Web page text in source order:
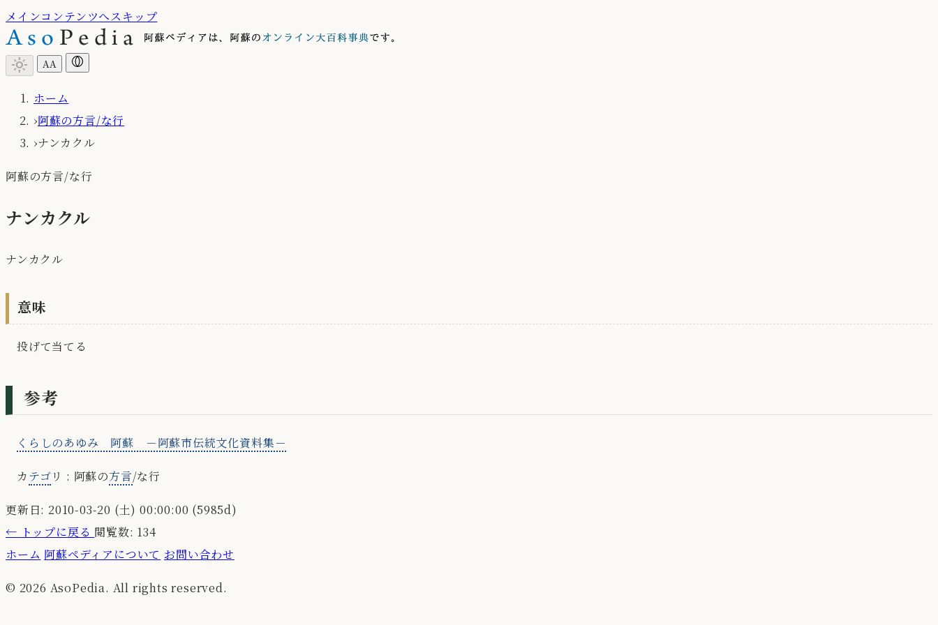
メインコンテンツへスキップ
light_mode AA
ホーム
›阿蘇の方言/な行
›ナンカクル
阿蘇の方言/な行
ナンカクル
ナンカクル
意味
投げて当てる
参考
くらしのあゆみ 阿蘇 －阿蘇市伝統文化資料集－
カ テゴリ : 阿蘇の方言/な行
更新日: 2010-03-20 (土) 00:00:00 (5985d)
← トップに戻る 閲覧数: 134
ホーム 阿蘇ペディアについて お問い合わせ
© 2026 AsoPedia. All rights reserved.